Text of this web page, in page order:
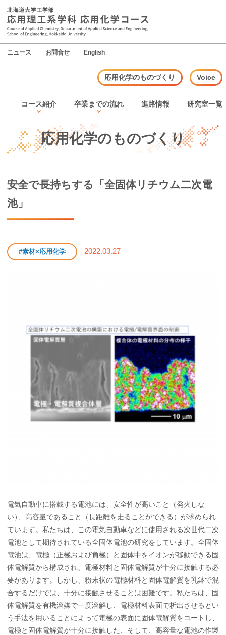
ニュース お問合せ English
応用化学のものづくり Voice
コース紹介 卒業までの流れ 進路情報 研究室一覧
応用化学のものづくり
安全で長持ちする 「全固体リチウム二次電
池」
#素材×応用化学 2022.03.27
電気自動車に搭載する電池には、安全性が高いこと（発火しな
い）
、高容量であること（長距離を走ることができる）が求められ
ています。私たちは、この電気自動車などに使用される次世代二次
電池として期待されている全固体電池の研究をしています。全固体
電池は、電極（正極および負極）と固体中をイオンが移動できる固
体電解質から構成され、電極材料と固体電解質が十分に接触する必
要があります。しかし、粉末状の電極材料と固体電解質を乳鉢で混
合するだけでは、十分に接触させることは困難です。私たちは、固
体電解質を有機溶媒で一度溶解し、電極材料表面で析出させるとい
う手法を用いることによって電極の表面に固体電解質をコートし、
電極と固体電解質が十分に接触した、そして、高容量な電池の作製